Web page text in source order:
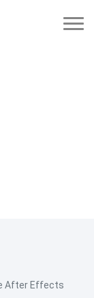
After Effects